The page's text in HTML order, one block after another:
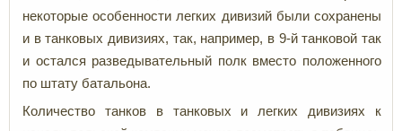
некоторые особенности легких дивизий были сохранены
и в танковых дивизиях, так, например, в 9-й танковой так
и остался разведывательный полк вместо положенного
по штату батальона.
Количество танков в танковых и легких дивизиях к